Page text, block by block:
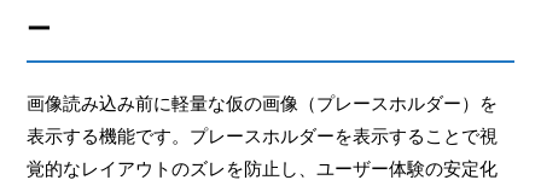
ー
画像読み込み前に軽量な仮の画像（プレースホルダー）を
表示する機能です。プレースホルダーを表示することで視
覚的なレイアウトのズレを防止し、ユーザー体験の安定化